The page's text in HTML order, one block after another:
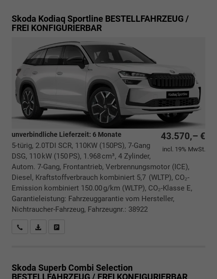
Skoda Kodiaq Sportline BESTELLFAHRZEUG /
FREI KONFIGURIERBAR
43.570,– €
incl. 19% MwSt.
unverbindliche Lieferzeit: 6 Monate
5-türig, 2.0TDI SCR, 110KW (150PS), 7-Gang
DSG, 110 kW (150 PS), 1.968 cm³, 4 Zylinder,
Autom. 7-Gang, Frontantrieb, Verbrennungsmotor (ICE),
Diesel, Kraftstoffverbrauch kombiniert 5,7 (WLTP), CO₂-
Emission kombiniert 150.00 g/km (WLTP), CO₂-Klasse E,
Garantieleistung: Fahrzeuggarantie vom Hersteller,
Nichtraucher-Fahrzeug, Fahrzeugnr.: 38922
Rückrufbitte absenden
PDF-Datei, Fahrzeugexposé drucken
Skoda Superb Combi Selection
BESTELLFAHRZEUG / FREI KONFIGURIERBAR